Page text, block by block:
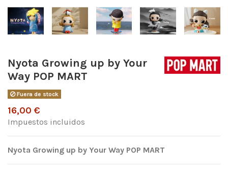
Nyota Growing up by Your
Way POP MART
Fuera de stock
16,00 €
Impuestos incluidos
Nyota Growing up by Your Way POP MART